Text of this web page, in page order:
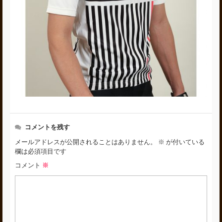
コメントを残す
メールアドレスが公開されることはありません。 ※ が付いている
欄は必須項目です
コメント ※